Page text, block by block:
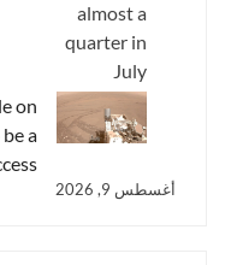
on
a
أغسطس 9, 2026